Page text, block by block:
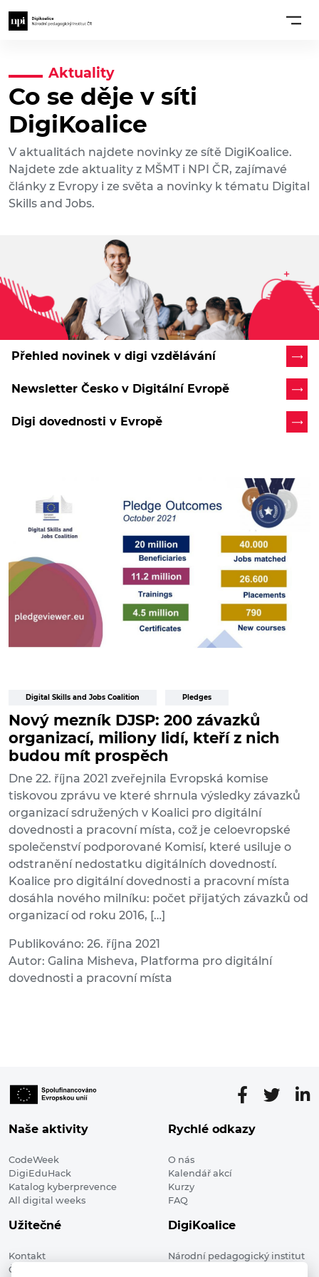
Aktuality
Co se děje v síti
DigiKoalice
V aktualitách najdete novinky ze sítě DigiKoalice.
Najdete zde aktuality z MŠMT i NPI ČR, zajímavé
články z Evropy i ze světa a novinky k tématu Digital
Skills and Jobs.
Přehled novinek v digi vzdělávání
Newsletter Česko v Digitální Evropě
Digi dovednosti v Evropě
Digital Skills and Jobs Coalition Pledges
Nový mezník DJSP: 200 závazků
organizací, miliony lidí, kteří z nich
budou mít prospěch
Dne 22. října 2021 zveřejnila Evropská komise
tiskovou zprávu ve které shrnula výsledky závazků
organizací sdružených v Koalici pro digitální
dovednosti a pracovní místa, což je celoevropské
společenství podporované Komisí, které usiluje o
odstranění nedostatku digitálních dovedností.
Koalice pro digitální dovednosti a pracovní místa
dosáhla nového milníku: počet přijatých závazků od
organizací od roku 2016, […]
Publikováno: 26. října 2021
Autor: Galina Misheva, Platforma pro digitální
dovednosti a pracovní místa
Naše aktivity
CodeWeek
DigiEduHack
Katalog kyberprevence
All digital weeks
Rychlé odkazy
O nás
Kalendář akcí
Kurzy
FAQ
Užitečné
Kontakt
Členské organizace
DigiKoalice
Národní pedagogický institut